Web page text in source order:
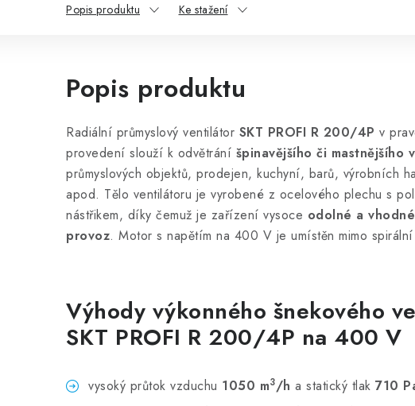
Popis produktu Ke stažení
Popis produktu
Radiální průmyslový ventilátor SKT PROFI R 200/4P v
provedení slouží k odvětrání špinavějšího či mastnějšího
průmyslových objektů, prodejen, kuchyní, barů, výrobních
apod. Tělo ventilátoru je vyrobené z ocelového plechu s
nástřikem, díky čemuž je zařízení vysoce odolné a
provoz. Motor s napětím na 400 V je umístěn mimo
Výhody výkonného šnekového
SKT PROFI R 200/4P na 400 V
vysoký průtok vzduchu 1050 m3/h a statický tlak 710